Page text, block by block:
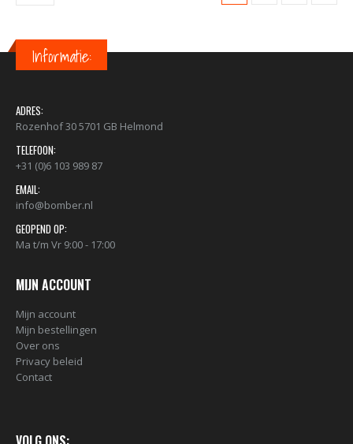
Informatie:
ADRES:
Rozenhof 30 5701 GB Helmond
TELEFOON:
+31 (0)6 103 989 87
EMAIL:
info@bomber.nl
GEOPEND OP:
Ma t/m Vr 9:00 - 17:00
MIJN ACCOUNT
Mijn account
Mijn bestellingen
Over ons
Privacy beleid
Contact